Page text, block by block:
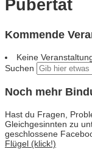
Pubertät
Kommende
Keine
Suchen
Noch mehr
Hast du Fragen,
Gleichgesinnten zu
geschlossene
Flügel (klick!)